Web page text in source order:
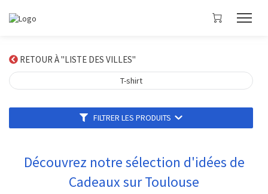
RETOUR À "LISTE DES VILLES"
T-shirt
FILTRER LES PRODUITS
Découvrez notre sélection d'idées de
Cadeaux sur Toulouse